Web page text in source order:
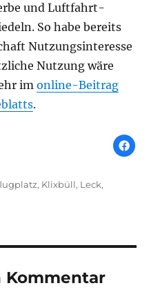
und Luftfahrt-
So habe bereits
Nutzungsinteresse
Nutzung wäre
imonline-Beitrag
.
, Klixbüll, Leck,
Kommentar